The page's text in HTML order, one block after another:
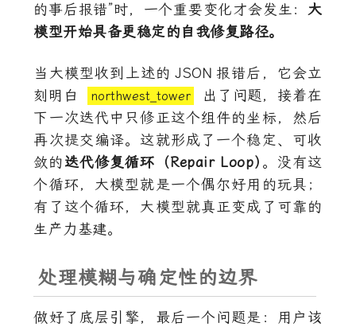
的事后报错”时，一个重要变化才会发生： 大
模型开始具备更稳定的自我修复路径。
当大模型收到上述的 JSON 报错后，它会立
刻明白
northwest_tower
出了问题，接着在
下一次迭代中只修正这个组件的坐标，然后
再次提交编译。这就形成了一个稳定、可收
敛的迭代修复循环（Repair Loop）。没有这
个循环，大模型就是一个偶尔好用的玩具；
有了这个循环，大模型就真正变成了可靠的
生产力基建。
处理模糊与确定性的边界
做好了底层引擎，最后一个问题是：用户该